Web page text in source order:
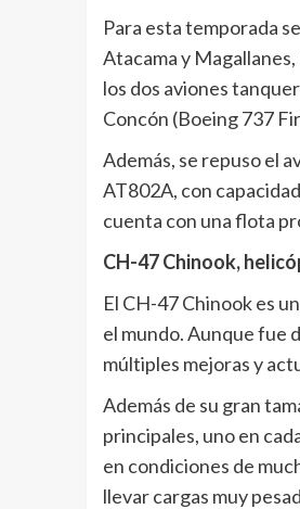
Para esta temporada
Atacama y
los dos aviones
Concón (Boeing 737
Además, se repuso el
AT802A, con
cuenta con una flota
CH-47 Chinook,
El CH-47 Chinook es
el mundo. Aunque fue
múltiples mejoras y
Además de su gran
principales, uno en
en condiciones de
llevar cargas muy